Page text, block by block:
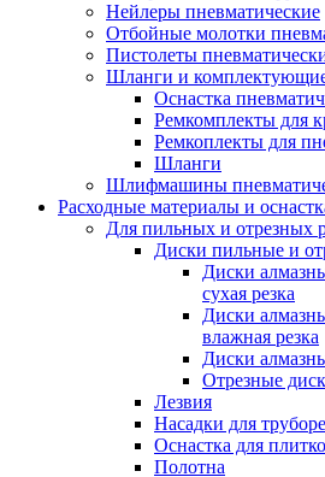
Нейлеры пневматические
Отбойные молотки
Пистолеты
Шланги и
Оснастка
Ремкомплекты для
Ремкоплекты для
Шланги
Шлифмашины
Расходные материалы и
Для пильных и отрезных
Диски пильные и
Диски
сухая резка
Диски
влажная резка
Диски
Отрезные
Лезвия
Насадки для
Оснастка для
Полотна